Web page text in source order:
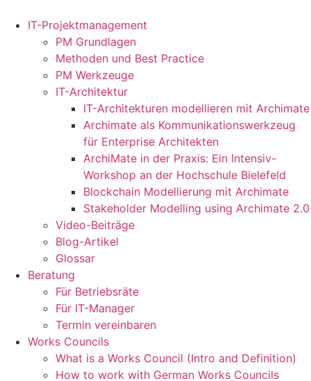
Inhalt
springen
IT-Projektmanagement
PM Grundlagen
Methoden und Best Practice
PM Werkzeuge
IT-Architektur
IT-Architekturen modellieren mit Archimate
Archimate als Kommunikationswerkzeug
für Enterprise Architekten
ArchiMate in der Praxis: Ein Intensiv-
Workshop an der Hochschule Bielefeld
Blockchain Modellierung mit Archimate
Stakeholder Modelling using Archimate 2.0
Video-Beiträge
Blog-Artikel
Glossar
Beratung
Für Betriebsräte
Für IT-Manager
Termin vereinbaren
Works Councils
What is a Works Council (Intro and Definition)
How to work with German Works Councils